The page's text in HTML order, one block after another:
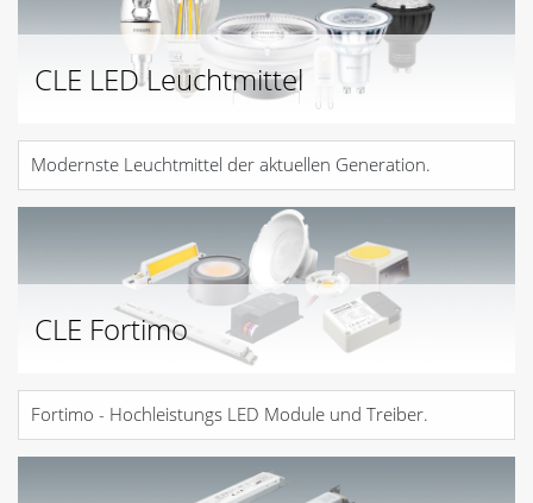
CLE LED Leuchtmittel
Modernste Leuchtmittel der aktuellen Generation.
CLE Fortimo
Fortimo - Hochleistungs LED Module und Treiber.